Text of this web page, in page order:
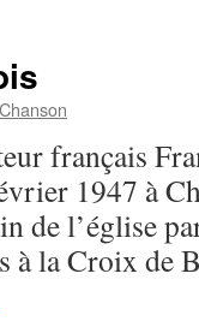
français
1947 à
de l’église
à la Croix de